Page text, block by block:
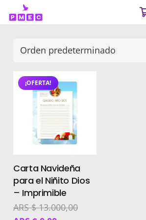
¡OFERTA!
Carta Navideña
para el Niñito Dios
– Imprimible
ARS $13.000,00